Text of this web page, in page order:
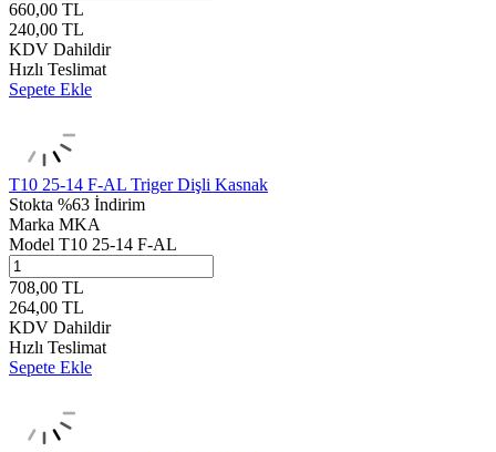
660,00 TL
240,00 TL
KDV Dahildir
Hızlı Teslimat
Sepete Ekle
T10 25-14 F-AL Triger Dişli Kasnak
Stokta %63 İndirim
Marka MKA
Model T10 25-14 F-AL
708,00 TL
264,00 TL
KDV Dahildir
Hızlı Teslimat
Sepete Ekle